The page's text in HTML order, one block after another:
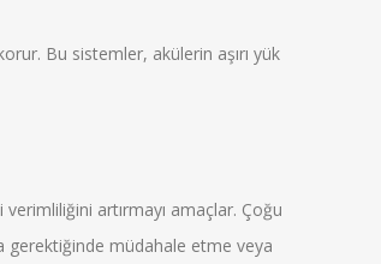
Bu sistemler, akülerin aşırı yük
artırmayı amaçlar. Çoğu
gerektiğinde müdahale etme veya